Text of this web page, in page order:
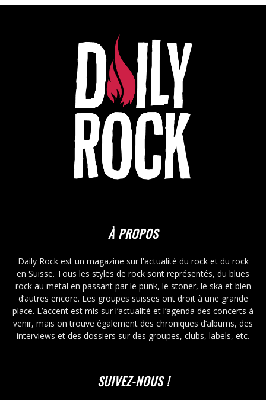
À PROPOS
Daily Rock est un magazine sur l'actualité du rock et du rock
en Suisse. Tous les styles de rock sont représentés, du blues
rock au metal en passant par le punk, le stoner, le ska et bien
d’autres encore. Les groupes suisses ont droit à une grande
place. L’accent est mis sur l’actualité et l’agenda des concerts à
venir, mais on trouve également des chroniques d’albums, des
interviews et des dossiers sur des groupes, clubs, labels, etc.
SUIVEZ-NOUS !